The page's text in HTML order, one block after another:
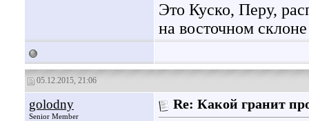
Это Куско, Перу,
на восточном
05.12.2015, 21:06
golodny
Senior Member
Re: Какой гранит